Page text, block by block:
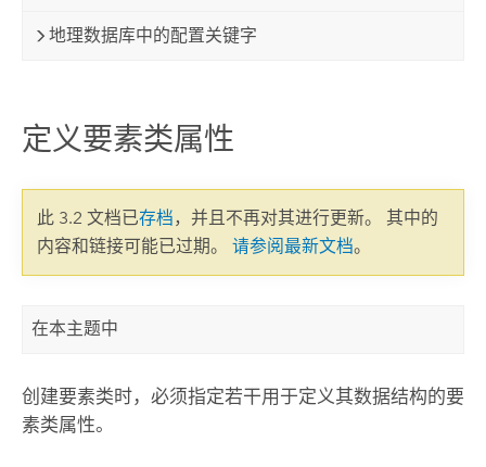
地理数据库中的配置关键字
定义要素类属性
此 3.2 文档已存档，并且不再对其进行更新。 其中的
内容和链接可能已过期。 请参阅最新文档。
在本主题中
创建要素类时，必须指定若干用于定义其数据结构的要
素类属性。